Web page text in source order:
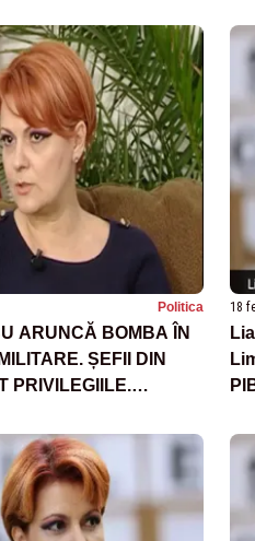
Politica
ARUNCĂ BOMBA ÎN
ȘEFII DIN
PRIVILEGIILE.
18